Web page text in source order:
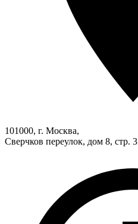
101000, г. Москва,
Сверчков переулок, дом 8, стр. 3